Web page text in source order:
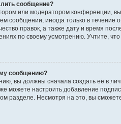
сообщение?
или модератором конференции,
сообщении, иногда только в течение
правок, а также дату и время
по своему усмотрению. Учтите,
сообщению?
вы должны сначала создать её в
можете настроить добавление
разделе. Несмотря на это, вы